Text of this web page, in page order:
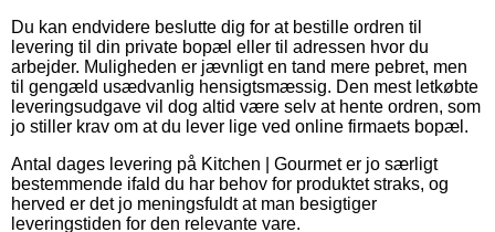
Du kan endvidere beslutte dig for at bestille ordren til
levering til din private bopæl eller til adressen hvor du
arbejder. Muligheden er jævnligt en tand mere pebret, men
til gengæld usædvanlig hensigtsmæssig. Den mest letkøbte
leveringsudgave vil dog altid være selv at hente ordren, som
jo stiller krav om at du lever lige ved online firmaets bopæl.
Antal dages levering på Kitchen | Gourmet er jo særligt
bestemmende ifald du har behov for produktet straks, og
herved er det jo meningsfuldt at man besigtiger
leveringstiden for den relevante vare.